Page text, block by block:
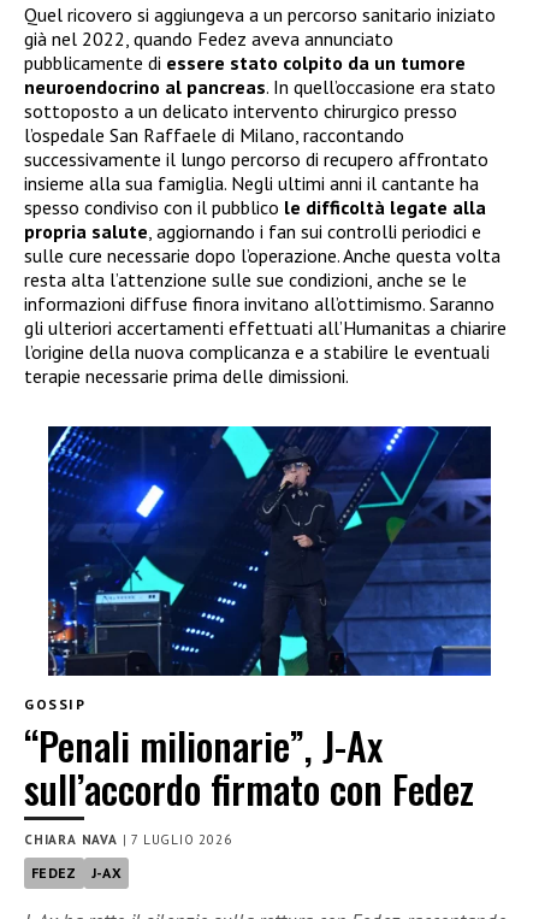
Quel ricovero si aggiungeva a un percorso sanitario iniziato
già nel 2022, quando Fedez aveva annunciato
pubblicamente di essere stato colpito da un tumore
neuroendocrino al pancreas. In quell’occasione era stato
sottoposto a un delicato intervento chirurgico presso
l’ospedale San Raffaele di Milano, raccontando
successivamente il lungo percorso di recupero affrontato
insieme alla sua famiglia. Negli ultimi anni il cantante ha
spesso condiviso con il pubblico le difficoltà legate alla
propria salute , aggiornando i fan sui controlli periodici e
sulle cure necessarie dopo l’operazione. Anche questa volta
resta alta l’attenzione sulle sue condizioni, anche se le
informazioni diffuse finora invitano all’ottimismo. Saranno
gli ulteriori accertamenti effettuati all’Humanitas a chiarire
l’origine della nuova complicanza e a stabilire le eventuali
terapie necessarie prima delle dimissioni.
GOSSIP
“Penali milionarie”, J-Ax
sull’accordo firmato con Fedez
CHIARA NAVA |7 LUGLIO 2026
FEDEZ J-AX